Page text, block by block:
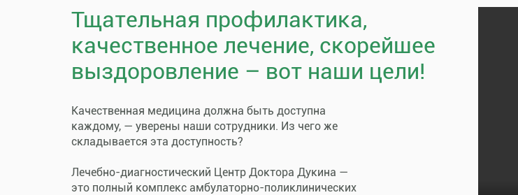
Тщательная профилактика,
качественное лечение, скорейшее
выздоровление – вот наши цели!
Качественная медицина должна быть доступна
каждому, — уверены наши сотрудники. Из чего же
складывается эта доступность?
Лечебно-диагностический Центр Доктора Дукина —
это полный комплекс амбулаторно-поликлинических